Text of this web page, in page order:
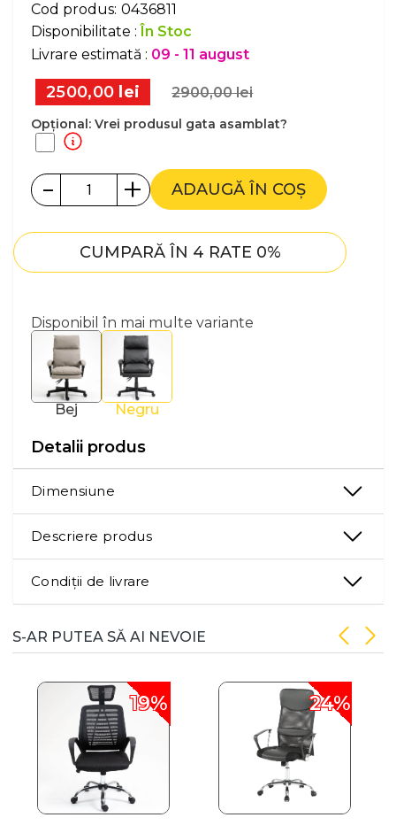
Cod produs: 0436811
Disponibilitate :În Stoc
Livrare estimată : 09 - 11 august
2500,00 lei 2900,00lei
Opțional: Vrei produsul gata asamblat?
- + ADAUGĂ ÎN COȘ
CUMPARĂ ÎN 4 RATE 0%
Disponibil în mai multe variante
Bej Negru
Detalii produs
Dimensiune
Descriere produs
Condiții de livrare
S-AR PUTEA SĂ AI NEVOIE
19% 24%